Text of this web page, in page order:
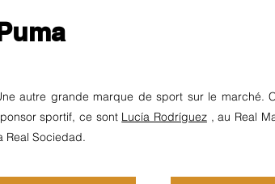
autre grande marque de sport sur le marché.
sportif, ce sont Lucía Rodríguez, au Real
Real Sociedad.